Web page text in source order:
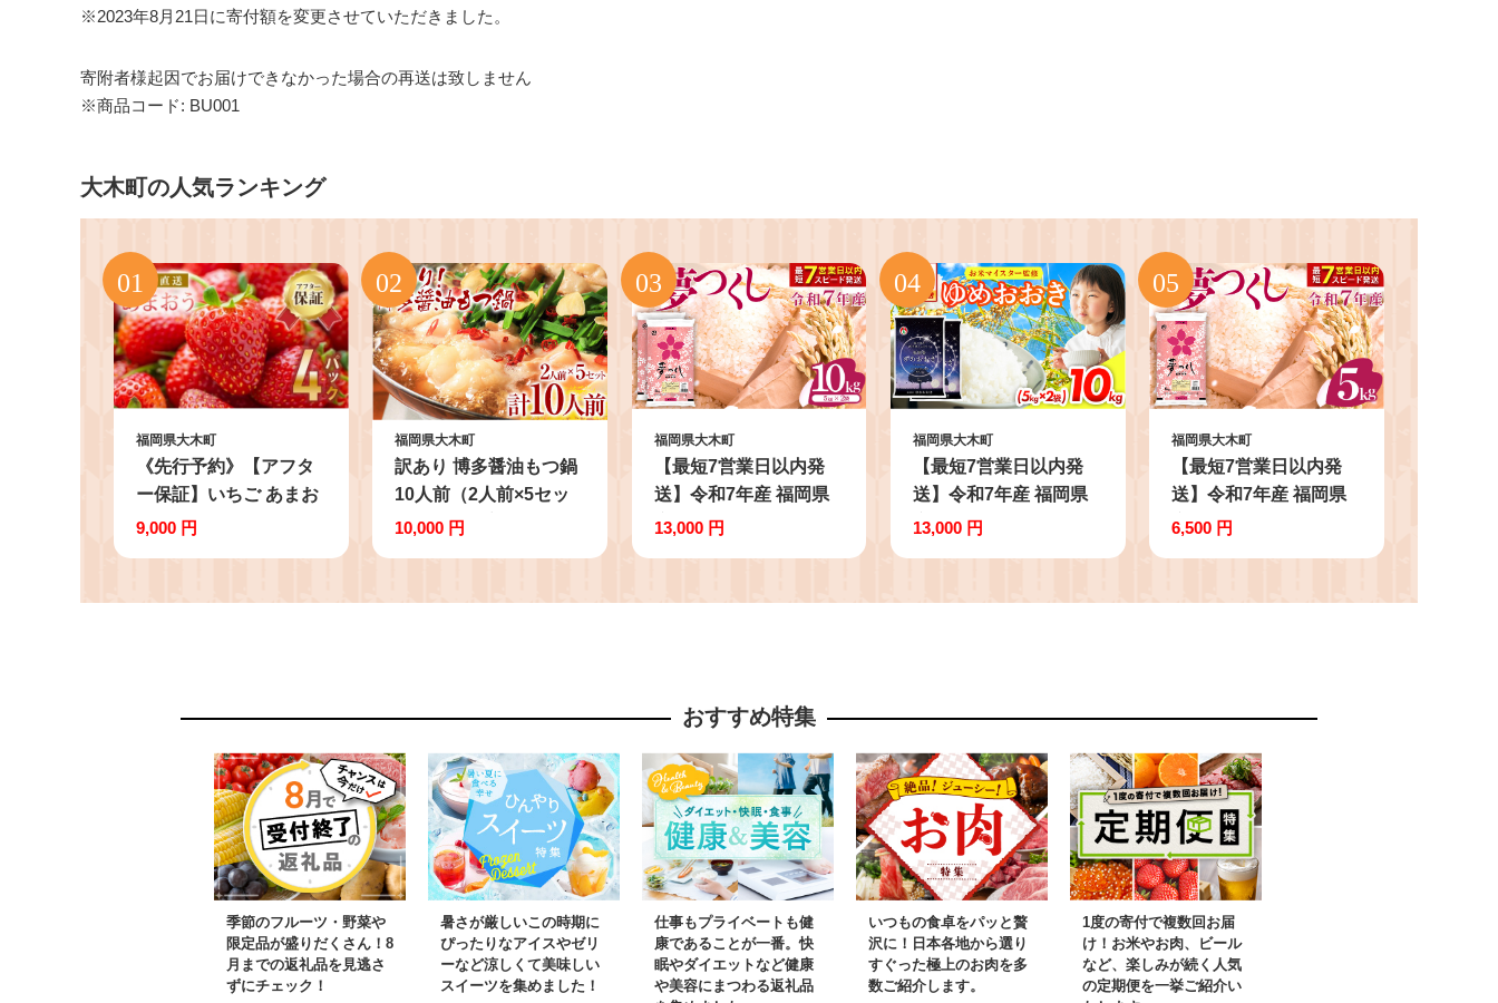
※2023年8月21日に寄付額を変更させていただきました。
寄附者様起因でお届けできなかった場合の再送は致しません
※商品コード: BU001
大木町の人気ランキング
福岡県大木町
《先行予約》【アフタ
ー保証】いちご あまお
う 大木町 約250g×4パ
予定】 CB223
9,000 円
福岡県大木町
訳あり 博多醤油もつ鍋
10人前（2人前×5セッ
ト）お取り寄せグルメ
メ MEAT PLUS CP047
10,000 円
福岡県大木町
【最短7営業日以内発
送】令和7年産 福岡県
産米 夢つくし 10kg 精
CY009_01
13,000 円
福岡県大木町
【最短7営業日以内発
送】令和7年産 福岡県
産米100％使用！大木
配送不可 CY006
13,000 円
福岡県大木町
【最短7営業日以内発
送】令和7年産 福岡県
産米 夢つくし 5kg 精米
6,500 円
おすすめ特集
季節のフルーツ・野菜や
限定品が盛りだくさん！8
月までの返礼品を見逃さ
ずにチェック！
暑さが厳しいこの時期に
ぴったりなアイスやゼリ
ーなど涼しくて美味しい
スイーツを集めました！
仕事もプライベートも健
康であることが一番。快
眠やダイエットなど健康
や美容にまつわる返礼品
いつもの食卓をパッと贅
沢に！日本各地から選り
すぐった極上のお肉を多
数ご紹介します。
1度の寄付で複数回お届
け！お米やお肉、ビール
など、楽しみが続く人気
の定期便を一挙ご紹介い